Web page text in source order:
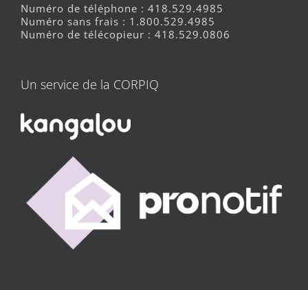
Numéro de téléphone : 418.529.4985
Numéro sans frais : 1.800.529.4985
Numéro de télécopieur : 418.529.0806
Un service de la CORPIQ